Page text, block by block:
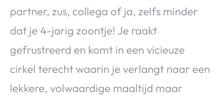
partner, zus, collega of ja, zelfs minder
dat je 4-jarig zoontje! Je raakt
gefrustreerd en komt in een vicieuze
cirkel terecht waarin je verlangt naar een
lekkere, volwaardige maaltijd maar